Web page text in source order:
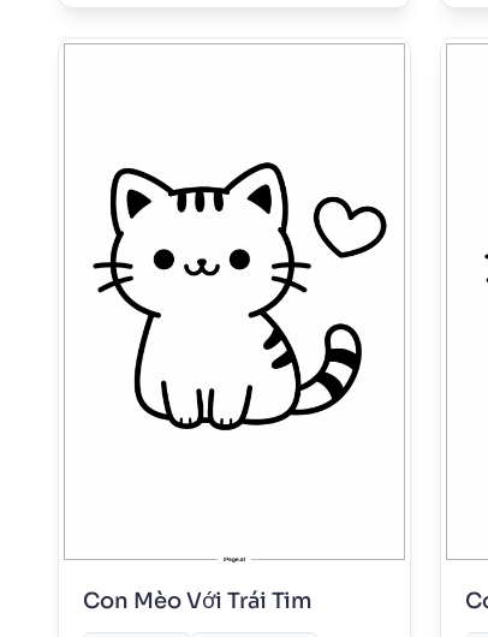
Con Mèo Với Trái Tim